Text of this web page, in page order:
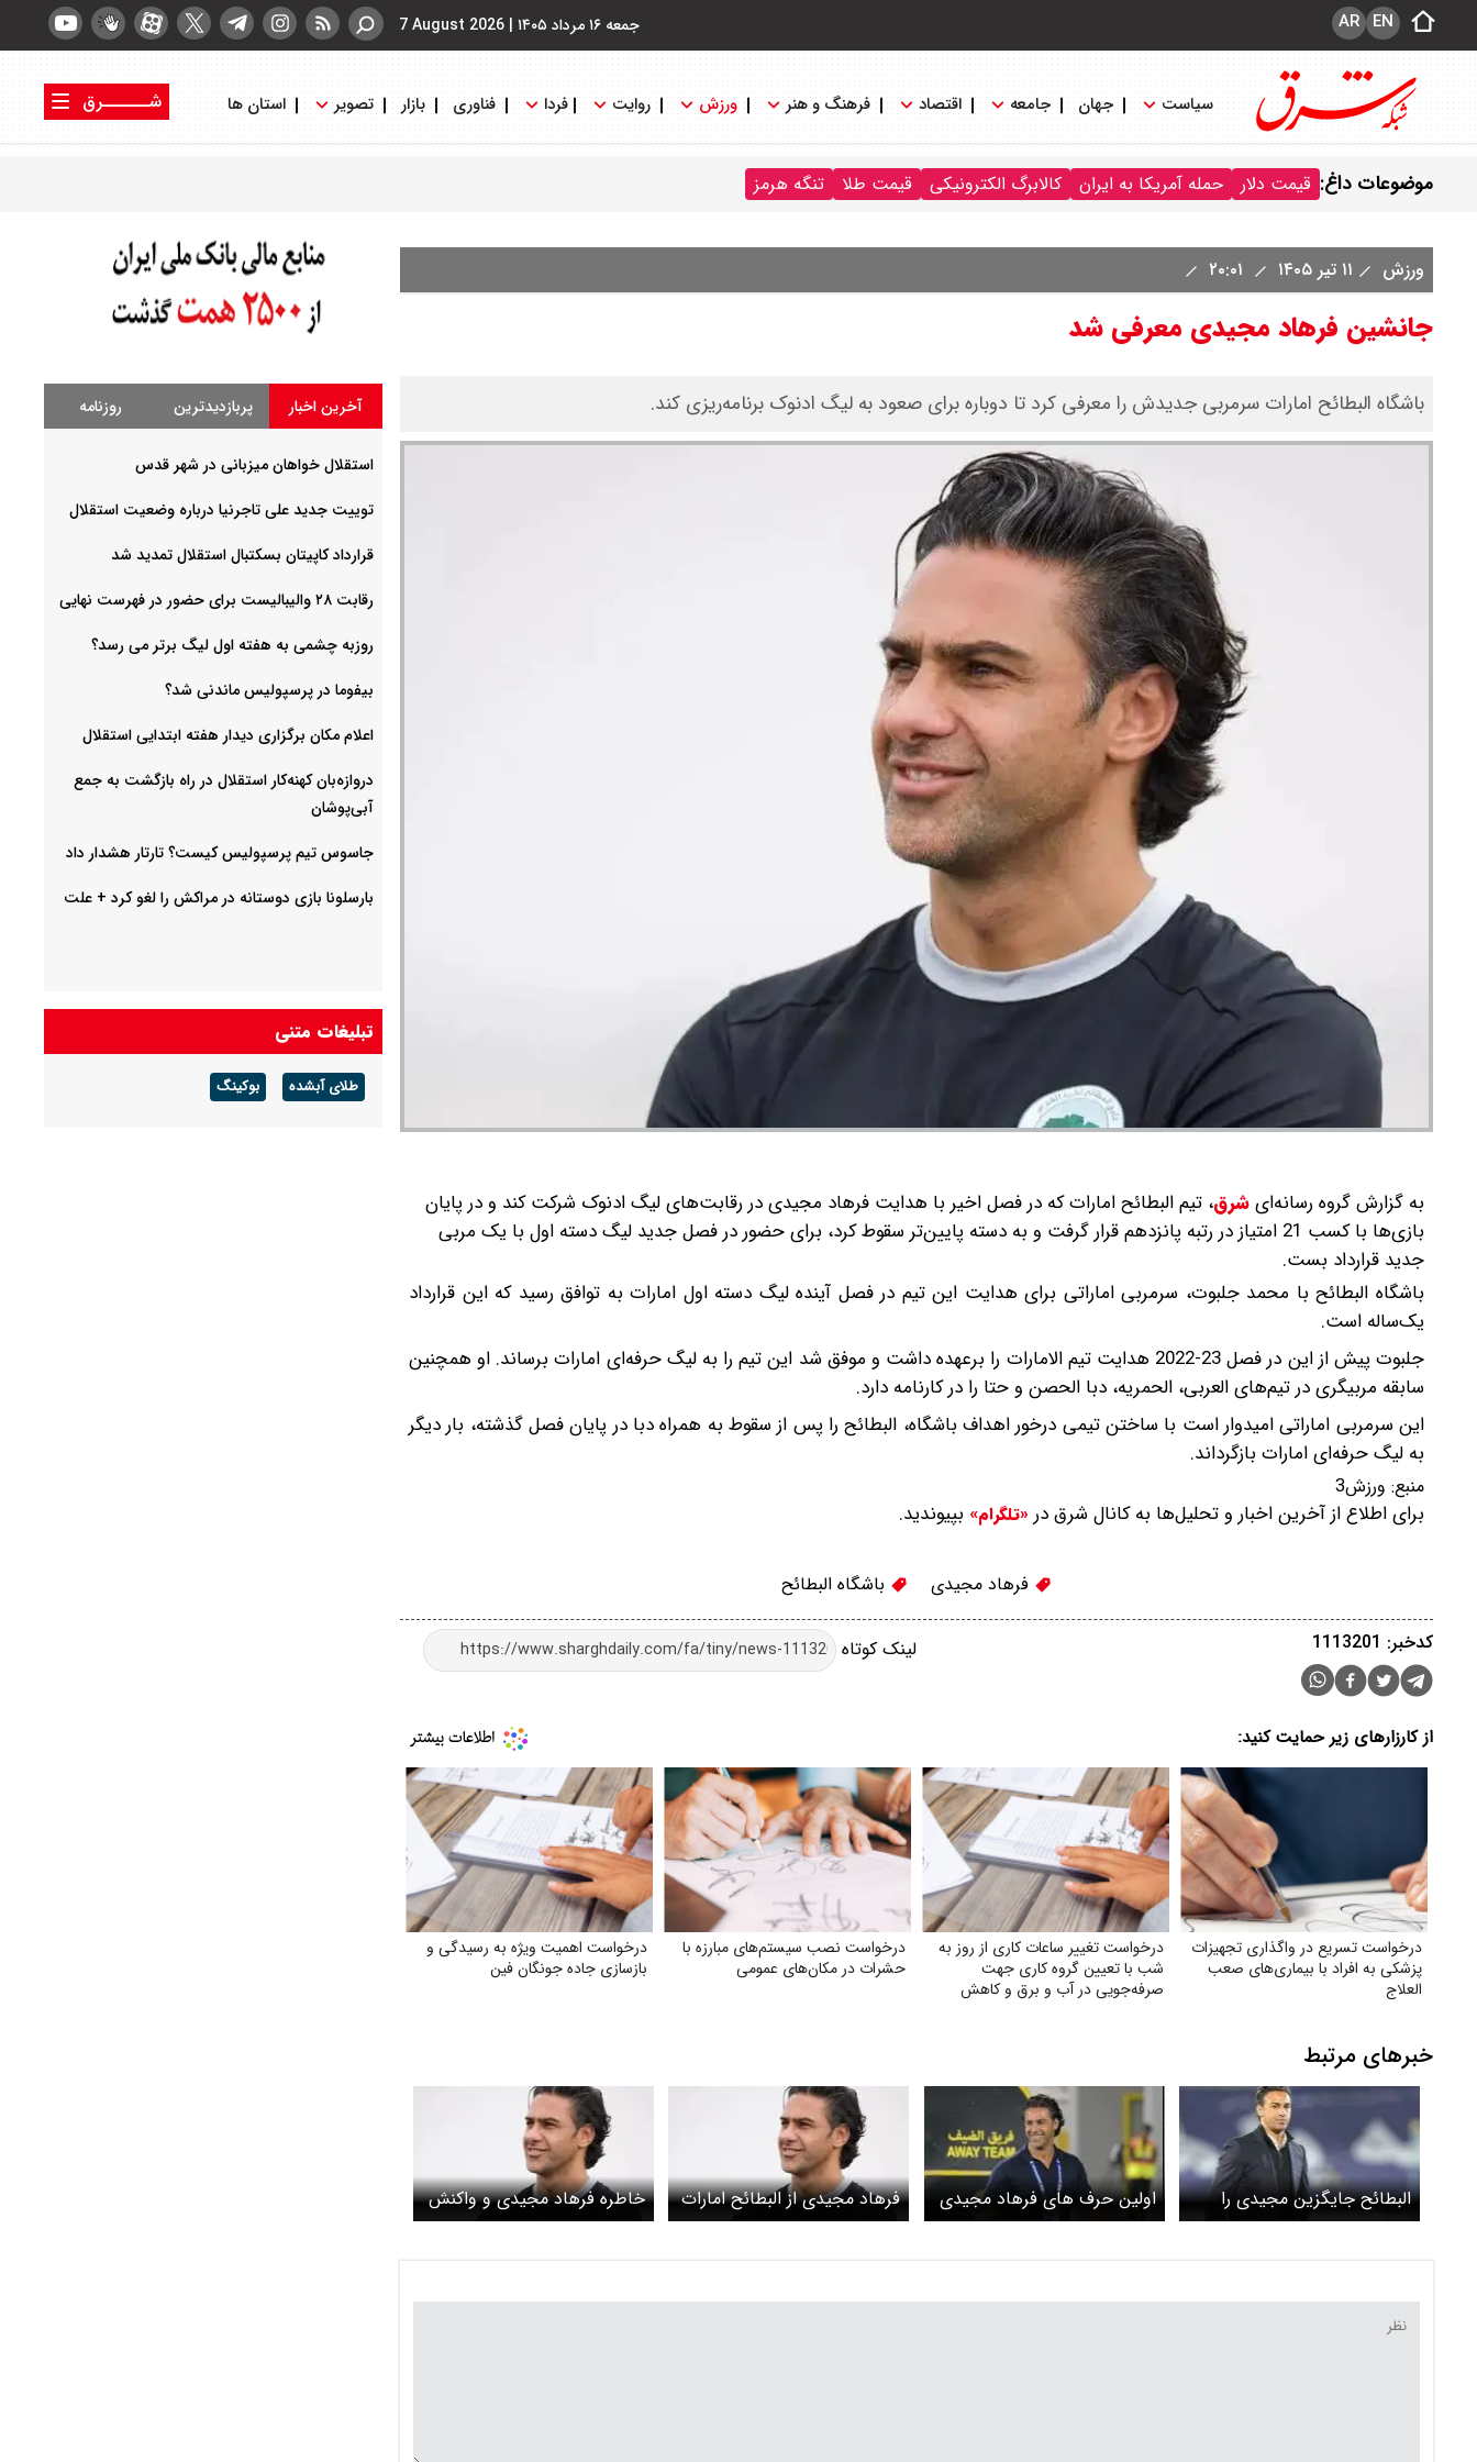
جمعه ۱۶ مرداد ۱۴۰۵ |
7 August 2026 EN
AR
سیاست جهان جامعه اقتصاد فرهنگ و هنر ورزش روایت فردا فناوری بازار تصویر استان ها
شــــــرق
موضوعات داغ: قیمت دلار حمله آمریکا به ایران کالابرگ الکترونیکی قیمت طلا تنگه هرمز
ورزش ۱۱ تیر ۱۴۰۵
جانشین فرهاد مجیدی معرفی شد
باشگاه البطائح امارات سرمربی جدیدش را معرفی کرد تا دوباره برای صعود به لیگ ادنوک برنامه‌ریزی کند.
به گزارش گروه رسانه‌ایشرق، تیم البطائح امارات که در فصل اخیر با هدایت فرهاد مجیدی در رقابت‌های لیگ ادنوک شرکت کند و در پایان
بازی‌ها با کسب 21 امتیاز در رتبه پانزدهم قرار گرفت و به دسته پایین‌تر سقوط کرد، برای حضور در فصل جدید لیگ دسته اول با یک مربی
جدید قرارداد بست.
باشگاه البطائح با محمد جلبوت، سرمربی اماراتی برای هدایت این تیم در فصل آینده لیگ دسته اول امارات به توافق رسید که این قرارداد
یک‌ساله است.
جلبوت پیش از این در فصل 23-2022 هدایت تیم الامارات را برعهده داشت و موفق شد این تیم را به لیگ حرفه‌ای امارات برساند. او همچنین
سابقه مربیگری در تیم‌های العربی، الحمریه، دبا الحصن و حتا را در کارنامه دارد.
این سرمربی اماراتی امیدوار است با ساختن تیمی درخور اهداف باشگاه، البطائح را پس از سقوط به همراه دبا در پایان فصل گذشته، بار دیگر
به لیگ حرفه‌ای امارات بازگرداند.
منبع: ورزش3
برای اطلاع از آخرین اخبار و تحلیل‌ها به کانال شرق در «تلگرام» بپیوندید.
فرهاد مجیدی باشگاه البطائح
لینک کوتاه کدخبر: 1113201
از کارزارهای زیر حمایت کنید:
درخواست تسریع در واگذاری تجهیزات
پزشکی به افراد با بیماری‌های صعب
العلاج
درخواست تغییر ساعات کاری از روز به
شب با تعیین گروه کاری جهت
صرفه‌جویی در آب و برق و کاهش
درخواست نصب سیستم‌های مبارزه با
حشرات در مکان‌های عمومی
درخواست اهمیت ویژه به رسیدگی و
بازسازی جاده جونگان فین
خبرهای مرتبط
البطائح جایگزین مجیدی را
انتخاب کرد!
اولین حرف های فرهاد مجیدی
پس از بازگشت به مربیگری
فرهاد مجیدی از البطائح امارات
جدا شد
خاطره فرهاد مجیدی و واکنش
جالب مجید جلالی
آخرین اخبار پربازدیدترین روزنامه
استقلال خواهان میزبانی در شهر قدس
توییت جدید علی تاجرنیا درباره وضعیت استقلال
قرارداد کاپیتان بسکتبال استقلال تمدید شد
رقابت ۲۸ والیبالیست برای حضور در فهرست نهایی
روزبه چشمی به هفته اول لیگ برتر می رسد؟
بیفوما در پرسپولیس ماندنی شد؟
اعلام مکان برگزاری دیدار هفته ابتدایی استقلال
دروازه‌بان کهنه‌کار استقلال در راه بازگشت به جمع
آبی‌پوشان
جاسوس تیم پرسپولیس کیست؟ تارتار هشدار داد
بارسلونا بازی دوستانه در مراکش را لغو کرد + علت
تبلیغات متنی
طلای آبشده بوکینگ